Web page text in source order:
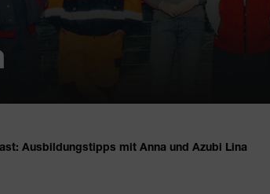
Ausbildungstipps mit Anna und Azubi Lina